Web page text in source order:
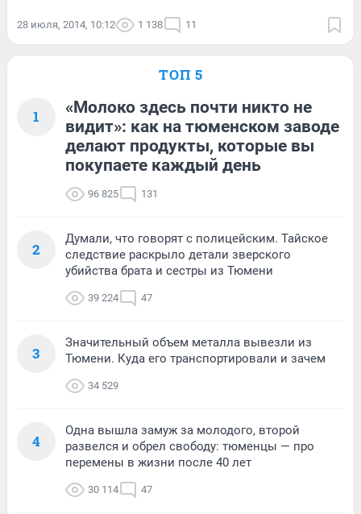
28 июля, 2014, 10:12 1 138 11
ТОП 5
1
«Молоко здесь почти никто не
видит»: как на тюменском заводе
делают продукты, которые вы
покупаете каждый день
96 825 131
2
Думали, что говорят с полицейским. Тайское
следствие раскрыло детали зверского
убийства брата и сестры из Тюмени
39 224 47
3
Значительный объем металла вывезли из
Тюмени. Куда его транспортировали и зачем
34 529
4
Одна вышла замуж за молодого, второй
развелся и обрел свободу: тюменцы — про
перемены в жизни после 40 лет
30 114 47